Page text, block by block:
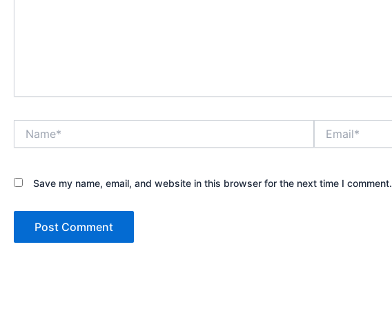
Save my name, email, and website in this browser for the next time I comment.